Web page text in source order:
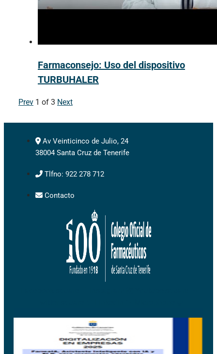
Farmaconsejo: Uso del dispositivo
TURBUHALER
Prev 1 of 3 Next
Av Veinticinco de Julio, 24
38004 Santa Cruz de Tenerife
Tlfno: 922 278 712
Contacto